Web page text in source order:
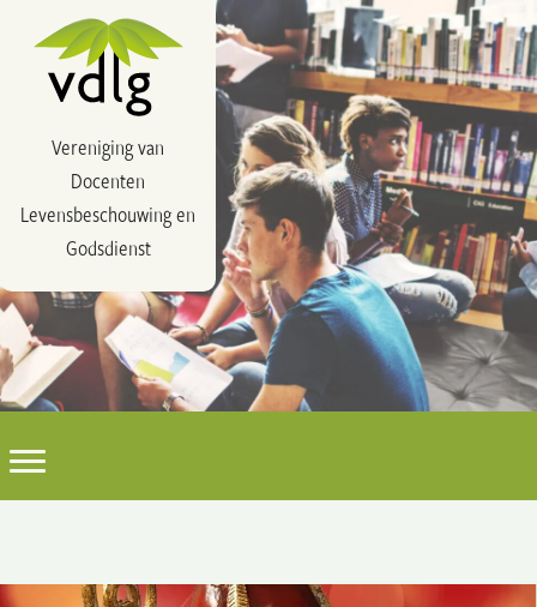
Vereniging van
Docenten
Levensbeschouwing en
Godsdienst